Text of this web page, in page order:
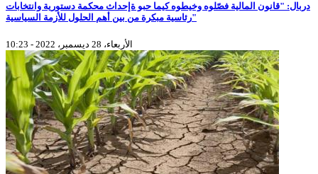
دربال: "قانون المالية فصّلوه وخيطوه كيما حبو ةإحداث محكمة دستورية وانتخابات
رئاسية مبكرة من بين أهم الحلول للأزمة السياسية"
الأربعاء، 28 ديسمبر، 2022 - 10:23